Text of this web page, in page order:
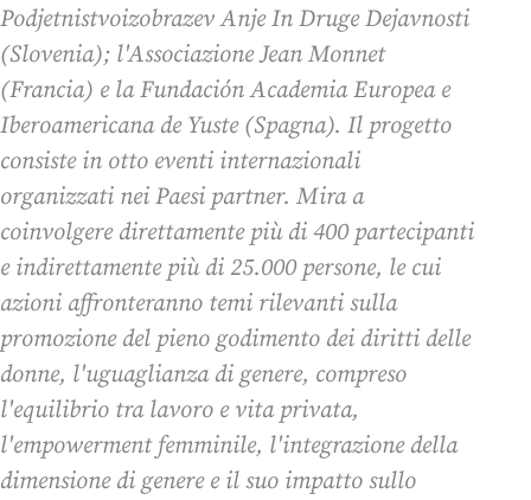
Podjetnistvoizobrazev Anje In Druge Dejavnosti
(Slovenia); l'Associazione Jean Monnet
(Francia) e la Fundación Academia Europea e
Iberoamericana de Yuste (Spagna). Il progetto
consiste in otto eventi internazionali
organizzati nei Paesi partner. Mira a
coinvolgere direttamente più di 400 partecipanti
e indirettamente più di 25.000 persone, le cui
azioni affronteranno temi rilevanti sulla
promozione del pieno godimento dei diritti delle
donne, l'uguaglianza di genere, compreso
l'equilibrio tra lavoro e vita privata,
l'empowerment femminile, l'integrazione della
dimensione di genere e il suo impatto sullo